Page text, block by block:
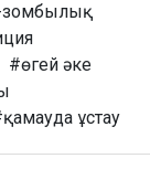
#өгей әке
ұстау